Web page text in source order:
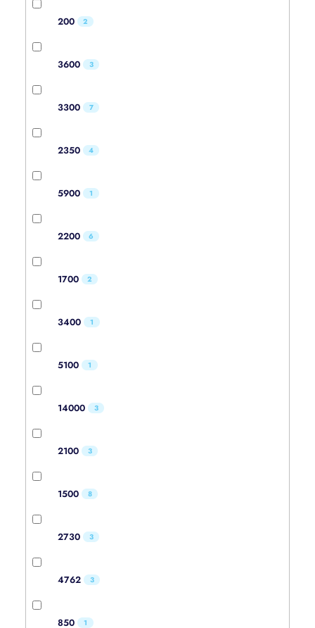
200 2
3600 3
3300 7
2350 4
5900 1
2200 6
1700 2
3400 1
5100 1
14000 3
2100 3
1500 8
2730 3
4762 3
850 1